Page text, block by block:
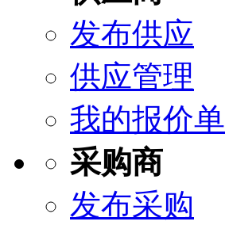
发布供应
供应管理
我的报价单
采购商
发布采购